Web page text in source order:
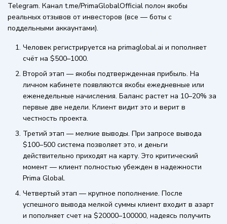
Telegram. Канал t.me/PrimaGlobalOfficial полон якобы
реальных отзывов от инвесторов (все — боты с
поддельными аккаунтами).
Человек регистрируется на primaglobal.ai и пополняет
счёт на $500–1000.
Второй этап — якобы подтвержденная прибыль. На
личном кабинете появляются якобы ежедневные или
еженедельные начисления. Баланс растет на 10–20% за
первые две недели. Клиент видит это и верит в
честность проекта.
Третий этап — мелкие выводы. При запросе вывода
$100–500 система позволяет это, и деньги
действительно приходят на карту. Это критический
момент — клиент полностью убежден в надежности
Prima Global.
Четвертый этап — крупное пополнение. После
успешного вывода мелкой суммы клиент входит в азарт
и пополняет счет на $20000–100000, надеясь получить